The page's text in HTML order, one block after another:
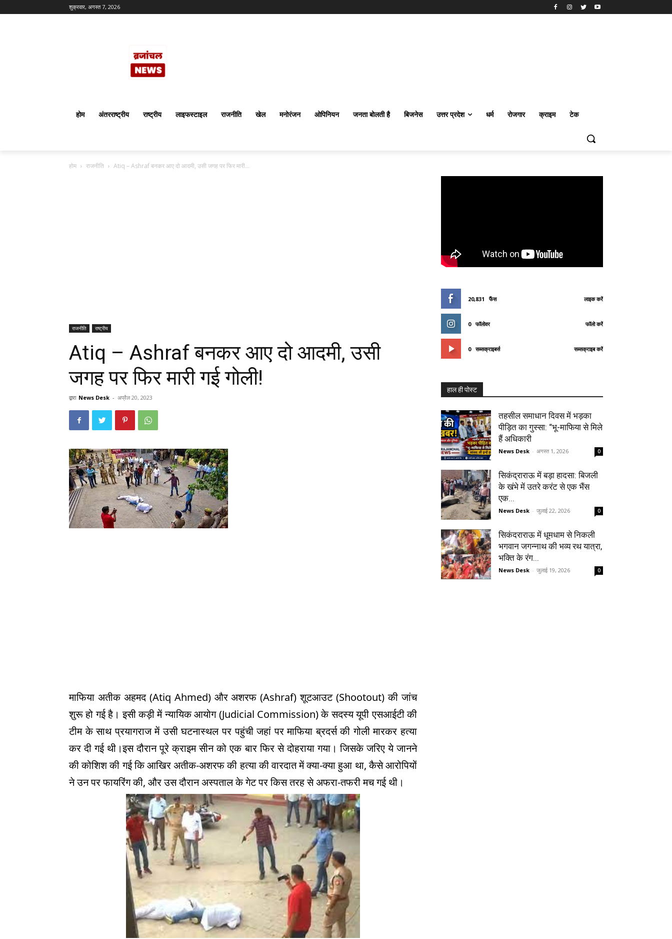
शुक्रवार, अगस्त 7, 2026
होम अंतरराष्ट्रीय राष्ट्रीय लाइफस्टाइल राजनीति खेल मनोरंजन ओपिनियन जनता बोलती है बिजनेस उत्तर प्रदेश धर्म रोजगार क्राइम टेक
होम राजनीति Atiq – Ashraf बनकर आए दो आदमी, उसी जगह पर फिर मारी...
राजनीति राष्ट्रीय
Atiq – Ashraf बनकर आए दो आदमी, उसी
जगह पर फिर मारी गई गोली!
द्वारा News Desk - अप्रैल 20, 2023
माफिया अतीक अहमद (Atiq Ahmed) और अशरफ (Ashraf)शूटआउट (Shootout)की जांच
शुरू हो गई है। इसी कड़ी में न्यायिक आयोग (Judicial Commission)के सदस्य यूपी एसआईटी की
टीम के साथ प्रयागराज में उसी घटनास्थल पर पहुंची जहां पर माफिया ब्रदर्स की गोली मारकर हत्या
कर दी गई थी।इस दौरान पूरे क्राइम सीन को एक बार फिर से दोहराया गया। जिसके जरिए ये जानने
की कोशिश की गई कि आखिर अतीक-अशरफ की हत्या की वारदात में क्या-क्या हुआ था,कैसे आरोपियों
ने उन पर फायरिंग की, और उस दौरान अस्पताल के गेट पर किस तरह से अफरा-तफरी मच गई थी।
20,831 फैंस लाइक करें
0 फॉलोवर फॉलो करें
0 सब्सक्राइबर्स सब्सक्राइब करें
हाल ही पोस्ट
तहसील समाधान दिवस में भड़का
पीड़ित का गुस्सा: “भू-माफिया से मिले
हैं अधिकारी
News Desk - अगस्त 1, 2026 0
सिकंद्राराऊ में बड़ा हादसा: बिजली
के खंभे में उतरे करंट से एक भैंस
एक...
News Desk - जुलाई 22, 2026 0
सिकंदराराऊ में धूमधाम से निकली
भगवान जगन्नाथ की भव्य रथ यात्रा,
भक्ति के रंग...
News Desk - जुलाई 19, 2026 0